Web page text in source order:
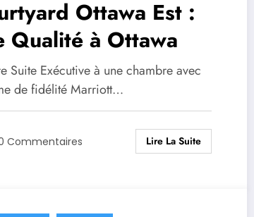
Ottawa Est :
Qualité à Ottawa
Suite Exécutive à une chambre avec
de fidélité Marriott…
Commentaires Lire La Suite